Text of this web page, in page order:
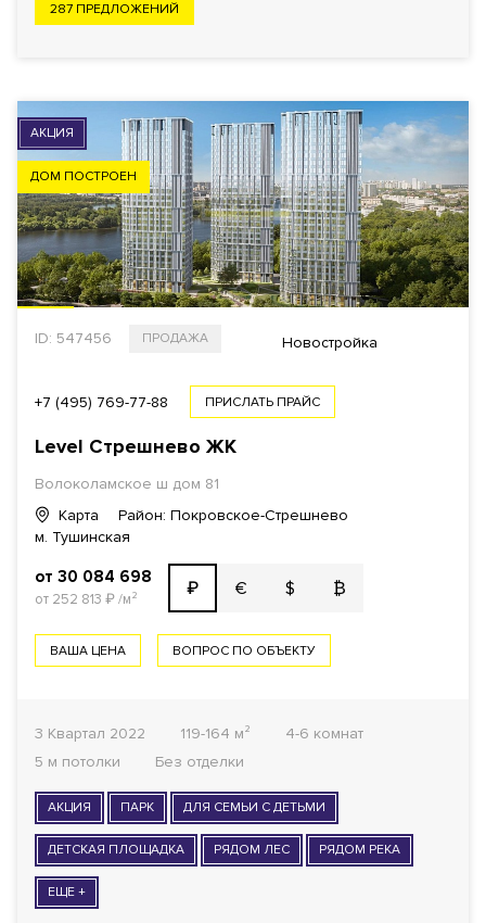
287 ПРЕДЛОЖЕНИЙ
АКЦИЯ
ДОМ ПОСТРОЕН
ID: 547456 ПРОДАЖА Новостройка
+7 (495) 769-77-88 ПРИСЛАТЬ ПРАЙС
Level Стрешнево ЖК
Волоколамское ш дом 81
Карта
Район: Покровское-Стрешнево
м. Тушинская
от 30 084 698
от 252 813 ₽/м² ₽ € $ ₿
ВАША ЦЕНА ВОПРОС ПО ОБЪЕКТУ
3 Квартал 2022 119-164 м²
4-6 комнат
5 м потолки
Без отделки
АКЦИЯ ПАРК ДЛЯ СЕМЬИ С ДЕТЬМИ
ДЕТСКАЯ ПЛОЩАДКА РЯДОМ ЛЕС РЯДОМ РЕКА
ЕЩЕ +